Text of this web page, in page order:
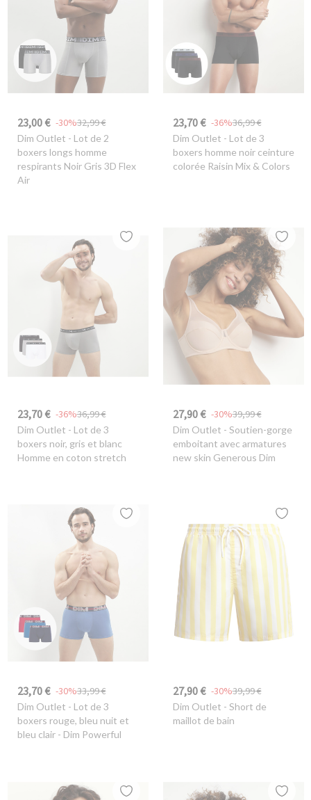
23,00 € 32,99 €
-30%
Dim Outlet - Lot de 2
boxers longs homme
respirants Noir Gris 3D Flex
Air
23,70 € 36,99 €
-36%
Dim Outlet - Lot de 3
boxers homme noir ceinture
colorée Raisin Mix & Colors
23,70 € 36,99 €
-36%
Dim Outlet - Lot de 3
boxers noir, gris et blanc
Homme en coton stretch
27,90 € 39,99 €
-30%
Dim Outlet - Soutien-gorge
emboitant avec armatures
new skin Generous Dim
23,70 € 33,99 €
-30%
Dim Outlet - Lot de 3
boxers rouge, bleu nuit et
bleu clair - Dim Powerful
27,90 € 39,99 €
-30%
Dim Outlet - Short de
maillot de bain